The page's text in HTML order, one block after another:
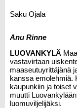
Saku Ojala
Anu Rinne
LUOVANKYLÄ
vastavirtaan
maaseutuyrittäjänä
kanssa emolehmiä.
kaupunkiin ja toiset
muutti
luomuviljelijäksi.